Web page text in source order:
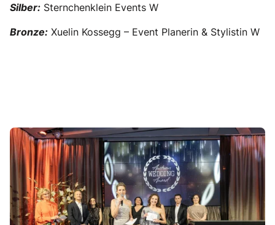
Silber: Sternchenklein Events W
Bronze: Xuelin Kossegg – Event Planerin & Stylistin W